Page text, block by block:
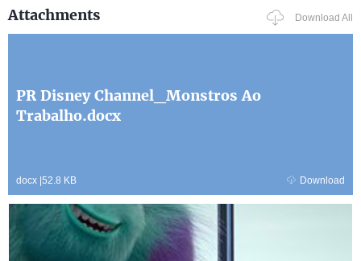
Attachments Download All
PR Disney Channel_Monstros Ao
Trabalho.docx
docx |52.8 KB Download